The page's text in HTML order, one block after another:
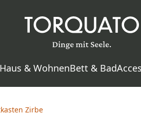
& WohnenBett & Bad
Zirbe